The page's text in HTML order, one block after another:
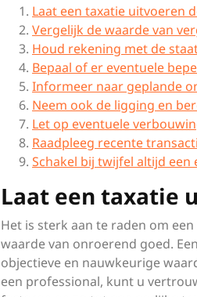
Laat een taxatie uitvoeren
Vergelijk de waarde van
Houd rekening met de
Bepaal of er eventuele
Informeer naar geplande
Neem ook de ligging en
Let op eventuele
Raadpleeg recente
Schakel bij twijfel altijd een
Laat een taxatie
Het is sterk aan te raden om
waarde van onroerend goed.
objectieve en nauwkeurige
een professional, kunt u